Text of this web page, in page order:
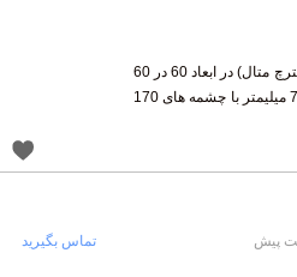
تولید تایل سقفی (اکسپنددمتال / استرچ متال) در ابعاد 60 در 60
سانتیمتر با ورق فولادی ضخامت 7/0 میلیمتر با چشمه های 170
تماس بگیرید